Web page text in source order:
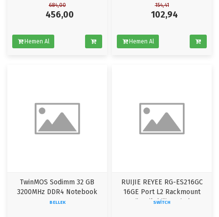
684,00
456,00
Hemen Al
154,41
102,94
Hemen Al
TwinMOS Sodimm 32 GB
3200MHz DDR4 Notebook
Ram
BELLEK
RUIJIE REYEE RG-ES216GC
16GE Port L2 Rackmount
Yönetilebilir Switch
SWITCH